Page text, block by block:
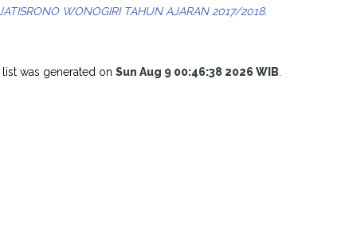
WONOGIRI TAHUN AJARAN 2017/2018.
list was generated on Sun Aug 9 00:46:38 2026 WIB